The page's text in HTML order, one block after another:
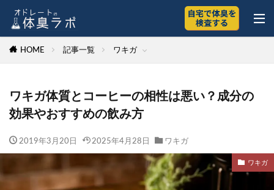
HOME 記事一覧 ワキガ
ワキガ体質とコーヒーの相性は悪い？成分の
効果やおすすめの飲み方
2019年3月20日 2025年4月28日 ワキガ
ワキガ